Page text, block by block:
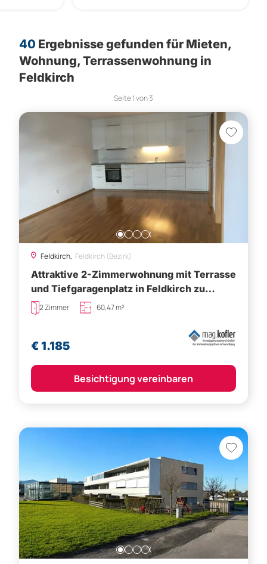
40 Ergebnisse gefunden für Mieten,
Wohnung, Terrassenwohnung in
Feldkirch
Seite1von3
Feldkirch, Feldkirch (Bezirk)
Attraktive 2-Zimmerwohnung mit Terrasse
und Tiefgaragenplatz in Feldkirch zu
vermieten!
2 Zimmer 60,47 m²
€ 1.185
Besichtigung vereinbaren